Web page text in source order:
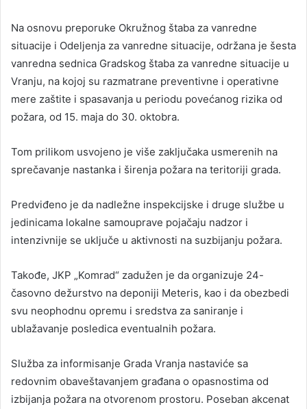
Na osnovu preporuke Okružnog štaba za vanredne
situacije i Odeljenja za vanredne situacije, održana je šesta
vanredna sednica Gradskog štaba za vanredne situacije u
Vranju, na kojoj su razmatrane preventivne i operativne
mere zaštite i spasavanja u periodu povećanog rizika od
požara, od 15. maja do 30. oktobra.
Tom prilikom usvojeno je više zaključaka usmerenih na
sprečavanje nastanka i širenja požara na teritoriji grada.
Predviđeno je da nadležne inspekcijske i druge službe u
jedinicama lokalne samouprave pojačaju nadzor i
intenzivnije se uključe u aktivnosti na suzbijanju požara.
Takođe, JKP „Komrad“ zadužen je da organizuje 24-
časovno dežurstvo na deponiji Meteris, kao i da obezbedi
svu neophodnu opremu i sredstva za saniranje i
ublažavanje posledica eventualnih požara.
Služba za informisanje Grada Vranja nastaviće sa
redovnim obaveštavanjem građana o opasnostima od
izbijanja požara na otvorenom prostoru. Poseban akcenat